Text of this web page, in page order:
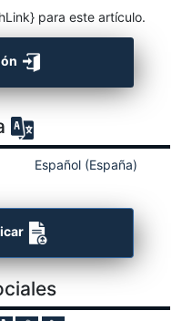
para este artículo.
Español (España)